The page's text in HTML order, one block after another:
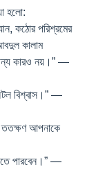
হলো:
কঠোর পরিশ্রমের
কালাম
কারও নয়।” —
বিশ্বাস।” —
ততক্ষণ আপনাকে
পারবেন।” —